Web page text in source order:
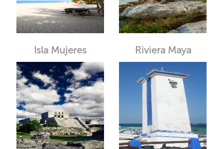
Isla Mujeres Riviera Maya